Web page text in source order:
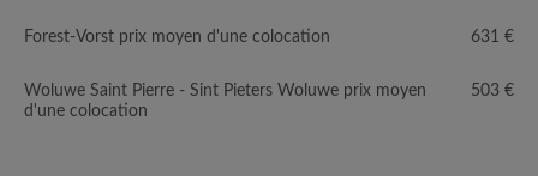
Forest-Vorst prix moyen d'une colocation 631 €
Woluwe Saint Pierre - Sint Pieters Woluwe prix moyen
d'une colocation
503 €